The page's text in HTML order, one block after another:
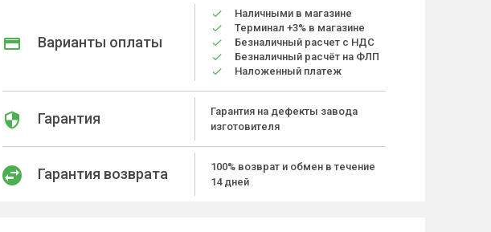
Варианты оплаты
Наличными в магазине
Терминал +3% в магазине
Безналичный расчет с НДС
Безналичный расчёт на ФЛП
Наложенный платеж
Гарантия
Гарантия на дефекты завода
изготовителя
Гарантия возврата
100% возврат и обмен в течение
14 дней